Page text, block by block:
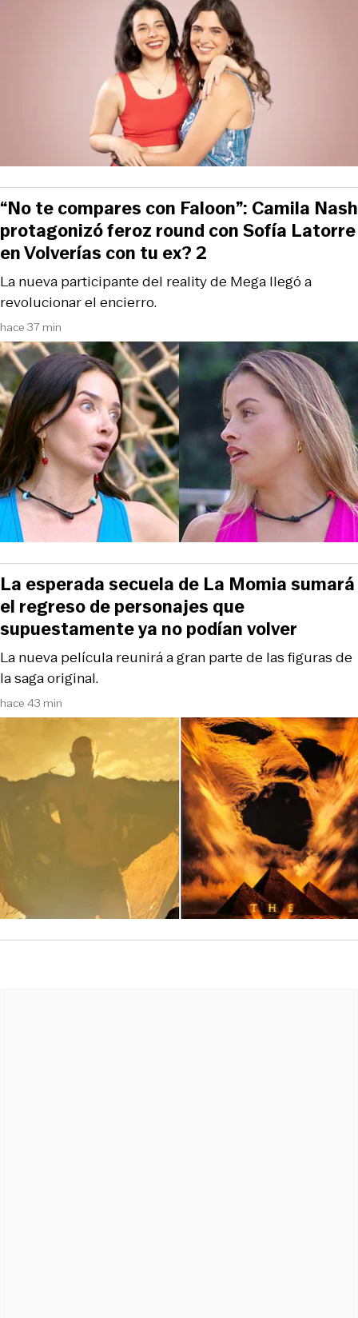
hace 37 min
La nueva participante del reality de Mega llegó a
revolucionar el encierro.
“No te compares con Faloon”: Camila Nash
protagonizó feroz round con Sofía Latorre
en Volverías con tu ex? 2
hace 43 min
La nueva película reunirá a gran parte de las figuras de
la saga original.
La esperada secuela de La Momia sumará
el regreso de personajes que
supuestamente ya no podían volver